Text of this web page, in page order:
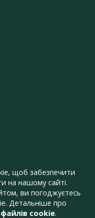
щоб забезпечити
на нашому сайті.
ви погоджуєтесь
Детальніше про
cookie.